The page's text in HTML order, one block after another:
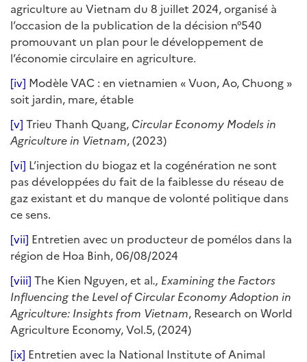
agriculture au Vietnam du 8 juillet 2024, organisé à
l’occasion de la publication de la décision n°540
promouvant un plan pour le développement de
l’économie circulaire en agriculture.
[iv] Modèle VAC : en vietnamien « Vuon, Ao, Chuong »
soit jardin, mare, étable
[v] Trieu Thanh Quang, Circular Economy Models in
Agriculture in Vietnam, (2023)
[vi] L’injection du biogaz et la cogénération ne sont
pas développées du fait de la faiblesse du réseau de
gaz existant et du manque de volonté politique dans
ce sens.
[vii] Entretien avec un producteur de pomélos dans la
région de Hoa Binh, 06/08/2024
[viii] The Kien Nguyen, et al., Examining the Factors
Influencing the Level of Circular Economy Adoption in
Agriculture: Insights from Vietnam, Research on World
Agriculture Economy, Vol.5, (2024)
[ix] Entretien avec la National Institute of Animal